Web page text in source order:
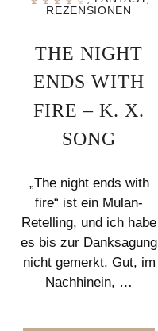
REZENSIONEN
THE NIGHT
ENDS WITH
FIRE – K. X.
SONG
„The night ends with
fire“ ist ein Mulan-
Retelling, und ich habe
es bis zur Danksagung
nicht gemerkt. Gut, im
Nachhinein, …